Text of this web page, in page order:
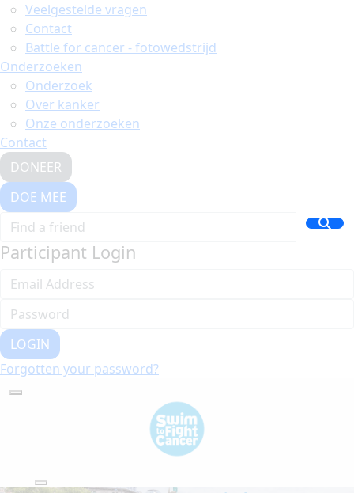
Veelgestelde vragen
Contact
Battle for cancer - fotowedstrijd
Onderzoeken
Onderzoek
Over kanker
Onze onderzoeken
Contact
DONEER
DOE MEE
Participant Login
LOGIN
Forgotten your password?